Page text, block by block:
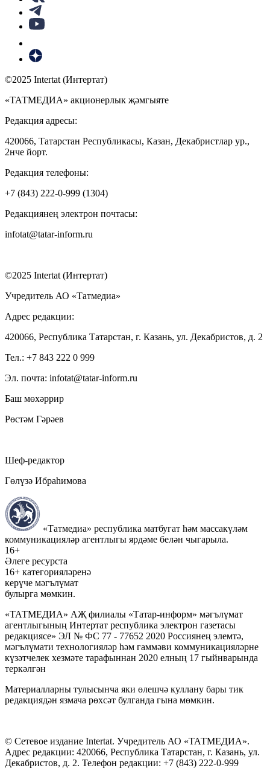
©2025 Intertat (Интертат)
«ТАТМЕДИА» акционерлык җәмгыяте
Редакция адресы:
420066, Татарстан Республикасы, Казан, Декабристлар ур.,
2нче йорт.
Редакция телефоны:
+7 (843) 222-0-999 (1304)
Редакциянең электрон почтасы:
infotat@tatar-inform.ru
©2025 Intertat (Интертат)
Учредитель АО «Татмедиа»
Адрес редакции:
420066, Республика Татарстан, г. Казань, ул. Декабристов, д. 2
Тел.: +7 843 222 0 999
Эл. почта: infotat@tatar-inform.ru
Баш мөхәррир
Рөстәм Гәрәев
Шеф-редактор
Гөлүзә Ибраһимова
«Татмедиа» республика матбугат һәм массакүләм
коммуникацияләр агентлыгы ярдәме белән чыгарыла.
16+
Әлеге ресурста
16+ категорияләренә
керүче мәгълүмат
булырга мөмкин.
«ТАТМЕДИА» АҖ филиалы «Татар-информ» мәгълүмат
агентлыгының Интертат республика электрон газетасы
редакциясе» ЭЛ № ФС 77 - 77652 2020 Россиянең элемтә,
мәгълүмати технологияләр һәм гаммәви коммуникацияләрне
күзәтчелек хезмәте тарафыннан 2020 елның 17 гыйнварында
теркәлгән
Материалларны тулысынча яки өлешчә куллану бары тик
редакциядән язмача рөхсәт булганда гына мөмкин.
© Сетевое издание Intertat. Учредитель АО «ТАТМЕДИА».
Адрес редакции: 420066, Республика Татарстан, г. Казань, ул.
Декабристов, д. 2. Телефон редакции: +7 (843) 222-0-999